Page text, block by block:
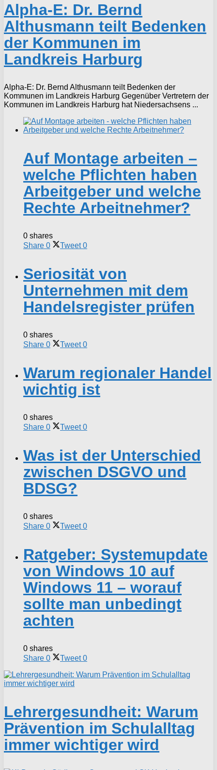
Alpha-E: Dr. Bernd
Althusmann teilt Bedenken
der Kommunen im
Landkreis Harburg
Alpha-E: Dr. Bernd Althusmann teilt Bedenken der
Kommunen im Landkreis Harburg Gegenüber Vertretern der
Kommunen im Landkreis Harburg hat Niedersachsens ...
Auf Montage arbeiten –
welche Pflichten haben
Arbeitgeber und welche
Rechte Arbeitnehmer?
0 shares
Share 0 Tweet 0
Seriosität von
Unternehmen mit dem
Handelsregister prüfen
0 shares
Share 0 Tweet 0
Warum regionaler Handel
wichtig ist
0 shares
Share 0 Tweet 0
Was ist der Unterschied
zwischen DSGVO und
BDSG?
0 shares
Share 0 Tweet 0
Ratgeber: Systemupdate
von Windows 10 auf
Windows 11 – worauf
sollte man unbedingt
achten
0 shares
Share 0 Tweet 0
Lehrergesundheit: Warum
Prävention im Schulalltag
immer wichtiger wird